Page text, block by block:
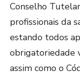
Conselho
profissionais da
estando todos
obrigatoriedade
assim como o